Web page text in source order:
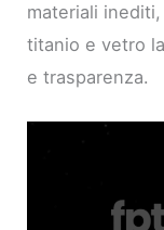
materiali
titanio e vetro
e trasparenza.